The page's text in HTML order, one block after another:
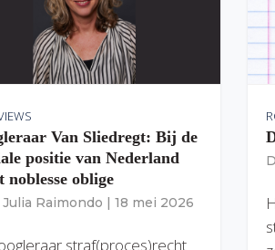
Van Sliedregt: Bij de
positie van Nederland
noblesse oblige
Julia Raimondo | 18 mei 2026
straf(proces)recht